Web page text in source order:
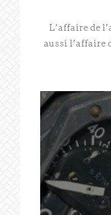
L’affaire de
aussi l’affaire